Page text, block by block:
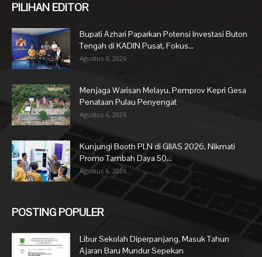
PILIHAN EDITOR
Bupati Azhari Paparkan Potensi Investasi Buton
Tengah di KADIN Pusat, Fokus...
Agustus 6, 2026
Menjaga Warisan Melayu, Pemprov Kepri Gesa
Penataan Pulau Penyengat
Agustus 6, 2026
Kunjungi Booth PLN di GIIAS 2026, Nikmati
Promo Tambah Daya 50...
Agustus 6, 2026
POSTING POPULER
Libur Sekolah Diperpanjang, Masuk Tahun
Ajaran Baru Mundur Sepekan